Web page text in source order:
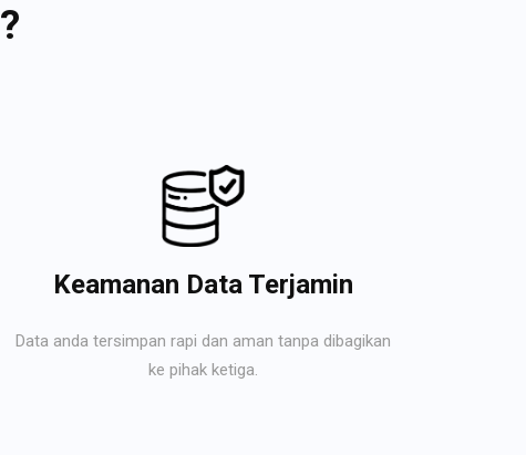
Keamanan Data Terjamin
Data anda tersimpan rapi dan aman tanpa dibagikan
ke pihak ketiga.